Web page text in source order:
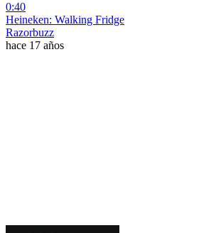
0:40
Heineken: Walking Fridge
Razorbuzz
hace 17 años